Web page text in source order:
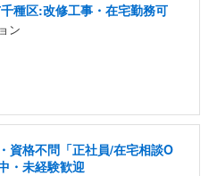
種区:改修工事・在宅勤務可
ン
資格不問「正社員/在宅相談O
・未経験歓迎